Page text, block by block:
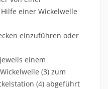
einer Wickelwelle
einzuführen oder
einem
(3) zum
(4) abgeführt